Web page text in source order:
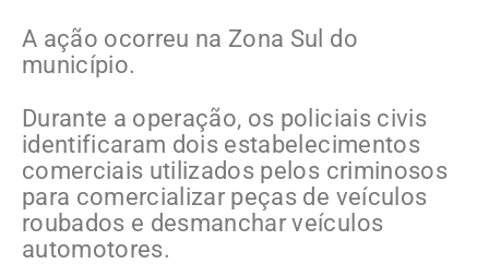
A ação ocorreu na Zona Sul do
município.
Durante a operação, os policiais civis
identificaram dois estabelecimentos
comerciais utilizados pelos criminosos
para comercializar peças de veículos
roubados e desmanchar veículos
automotores.